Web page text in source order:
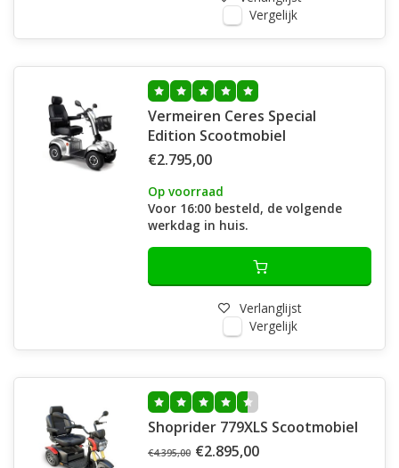
Vergelijk
Vermeiren Ceres Special
Edition Scootmobiel
€2.795,00
Op voorraad
Voor 16:00 besteld, de volgende
werkdag in huis.
Verlanglijst
Vergelijk
Shoprider 779XLS Scootmobiel
€4.395,00 €2.895,00